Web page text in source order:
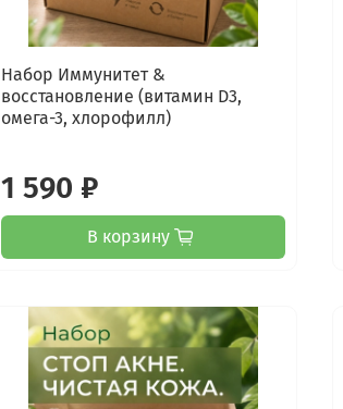
Набор Иммунитет &
восстановление (витамин D3,
омега-3, хлорофилл)
1 590 ₽
В корзину